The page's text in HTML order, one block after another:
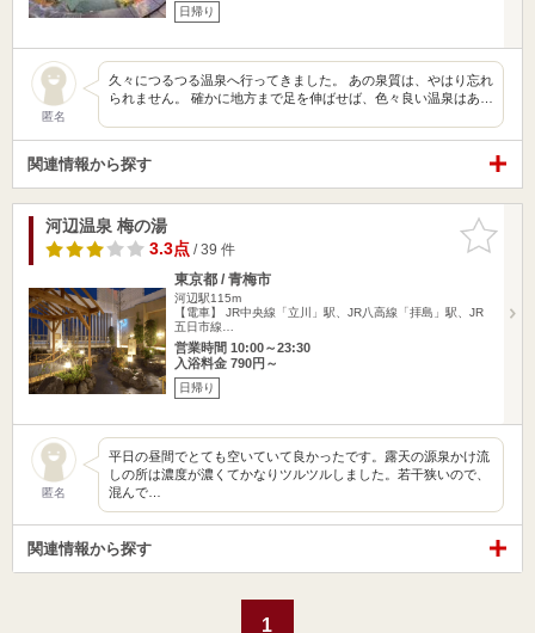
日帰り
匿名
久々につるつる温泉へ行ってきました。 あの泉質は、やはり忘れ
られません。 確かに地方まで足を伸ばせば、色々良い温泉はあ…
関連情報から探す
お気に入
りに追加
河辺温泉 梅の湯
3.3点/ 39 件
東京都 / 青梅市
河辺駅115m
【電車】 JR中央線「立川」駅、JR八高線「拝島」駅、JR
五日市線…
営業時間 10:00～23:30
入浴料金 790円～
日帰り
匿名
平日の昼間でとても空いていて良かったです。露天の源泉かけ流
しの所は濃度が濃くてかなりツルツルしました。若干狭いので、
混んで…
関連情報から探す
1